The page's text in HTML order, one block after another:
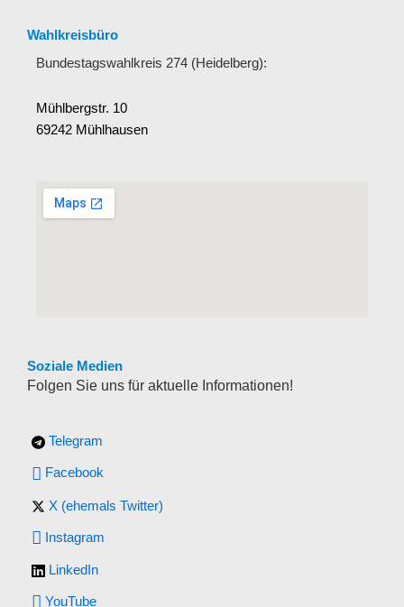
Wahlkreisbüro
Bundestagswahlkreis 274 (Heidelberg):
Mühlbergstr. 10
69242 Mühlhausen
Soziale Medien
Folgen Sie uns für aktuelle Informationen!
Telegram
Facebook
X (ehemals Twitter)
Instagram
LinkedIn
YouTube